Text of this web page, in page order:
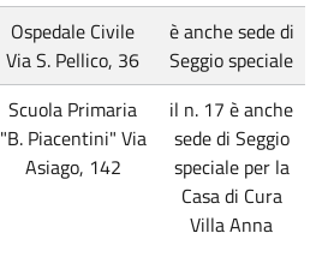
Ospedale Civile
Via S. Pellico, 36
è anche sede di
Seggio speciale
Scuola Primaria
"B. Piacentini" Via
Asiago, 142
il n. 17 è anche
sede di Seggio
speciale per la
Casa di Cura
Villa Anna